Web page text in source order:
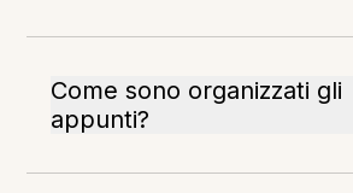
Come sono organizzati gli
appunti?